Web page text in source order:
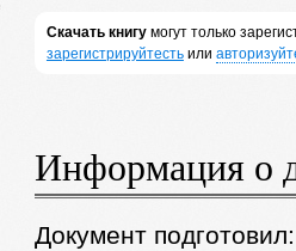
Скачать книгумогут только
зарегистрируйтестьили
Информация о
Документ